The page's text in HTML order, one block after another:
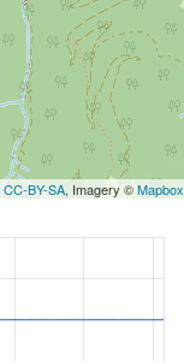
CC-BY-SA, Imagery ©Mapbox